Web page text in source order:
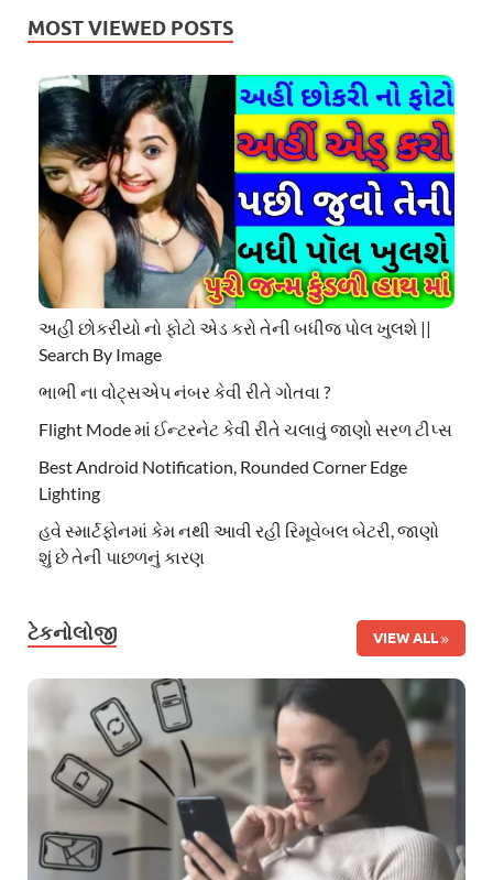
MOST VIEWED POSTS
અહી છોકરીયો નો ફોટો એડ કરો તેની બધીજ પોલ ખુલશે ||
Search By Image
ભાભી ના વોટ્સએપ નંબર કેવી રીતે ગોતવા ?
Flight Mode માં ઈન્ટરનેટ કેવી રીતે ચલાવું જાણો સરળ ટીપ્સ
Best Android Notification, Rounded Corner Edge
Lighting
હવે સ્માર્ટફોનમાં કેમ નથી આવી રહી રિમૂવેબલ બેટરી, જાણો
શું છે તેની પાછળનું કારણ
ટેકનોલોજી VIEW ALL